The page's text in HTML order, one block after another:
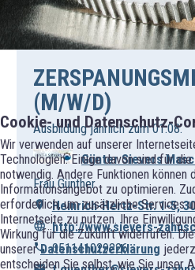
Cookie- und Datenschutz-
Wir verwenden auf unserer
Technologien. Einige davon sind für
notwendig. Andere Funktionen können
Informationsangebot zu optimieren.
erforderlich, um zusätzliche Services
Internetseite zu nutzen. Ihre
Wirkung für die Zukunft widerrufen.
unsererDatenschutzerklärung
entscheiden Sie selbst, wie Sie unser
(M/W/D)
Ausbildung jährlich zum 01.08.
Günter Sievers
Frau Günther
Heinrich-Hertz-Str. 1-5,
http://www.sievers-
051141029226